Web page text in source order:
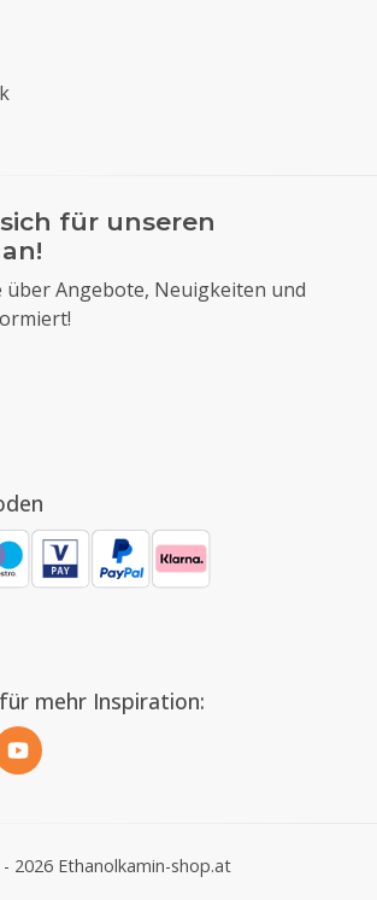
für unseren
über Angebote, Neuigkeiten und
mehr Inspiration:
2026 Ethanolkamin-shop.at